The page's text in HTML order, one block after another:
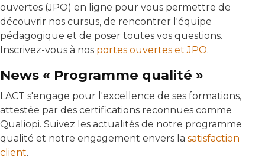
ouvertes (JPO) en ligne pour vous permettre de
découvrir nos cursus, de rencontrer l'équipe
pédagogique et de poser toutes vos questions.
Inscrivez-vous à nos portes ouvertes et JPO.
News « Programme qualité »
LACT s'engage pour l'excellence de ses formations,
attestée par des certifications reconnues comme
Qualiopi. Suivez les actualités de notre programme
qualité et notre engagement envers la satisfaction
client.